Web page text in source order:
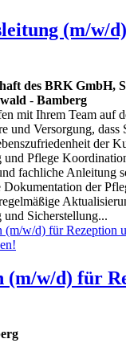
(m/w/
des BRK GmbH,
- Bamberg
mit Ihrem Team auf
und Versorgung, dass
der
und Pflege
fachliche Anleitung
der
Sicherstellung...
w/d) für